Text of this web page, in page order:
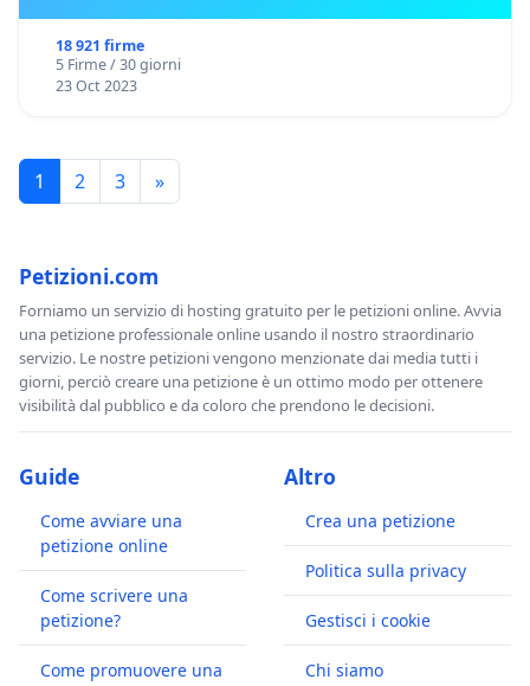
18 921 firme
5 Firme / 30 giorni
23 Oct 2023
1 2 3 »
Petizioni.com
Forniamo un servizio di hosting gratuito per le petizioni online. Avvia
una petizione professionale online usando il nostro straordinario
servizio. Le nostre petizioni vengono menzionate dai media tutti i
giorni, perciò creare una petizione è un ottimo modo per ottenere
visibilità dal pubblico e da coloro che prendono le decisioni.
Guide
Come avviare una
petizione online
Come scrivere una
petizione?
Come promuovere una
Altro
Crea una petizione
Politica sulla privacy
Gestisci i cookie
Chi siamo